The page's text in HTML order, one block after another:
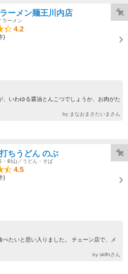
ーメン麺王川内店
ラーメン
4.2
)
いわゆる醤油とんこつでしょうか、お肉がた
by まなおまさたいまさん
ちうどん のぶ
・剣山／うどん・そば
4.5
)
たいと思い入りました。 チェーン店で、メ
by sklfhさん